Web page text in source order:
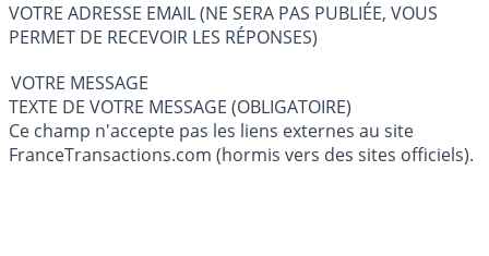
VOTRE ADRESSE EMAIL (NE SERA PAS PUBLIÉE, VOUS
PERMET DE RECEVOIR LES RÉPONSES)
VOTRE MESSAGE
TEXTE DE VOTRE MESSAGE (OBLIGATOIRE)
Ce champ n'accepte pas les liens externes au site
FranceTransactions.com (hormis vers des sites officiels).